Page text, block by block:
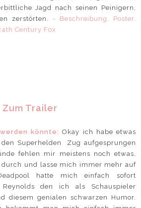
Jagd nach seinen Peinigern,
zerstörten. - Beschreibung, Poster,
Century Fox
Zum Trailer
könnte: Okay ich habe etwas
Superhelden Zug aufgesprungen
fehlen mir meistens noch etwas,
und lasse mich immer mehr auf
hatte mich einfach sofort
den ich als Schauspieler
diesem genialen schwarzen Humor.